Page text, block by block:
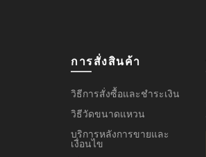
การสั่งสินค้า
วิธีการสั่งซื้อและชำระเงิน
วิธีวัดขนาดแหวน
บริการหลังการขายและ
เงื่อนไข